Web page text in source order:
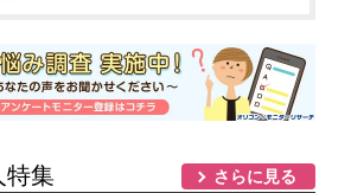
特集 さらに見る